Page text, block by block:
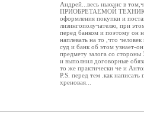
Андрей...весь ньюанс в
ПРИОБРЕТАЕМОЙ
оформления покупки и
лизингополучателю, при
перед банком и поэтому он
наплевать на то ,что
суд и банк об этом узнает-
предмету залога со стороны
и выполнил договорные
то же практически че и
Р.S. перед тем .как
хреновая...